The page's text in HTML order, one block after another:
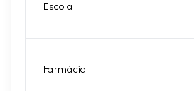
Escola
Farmácia